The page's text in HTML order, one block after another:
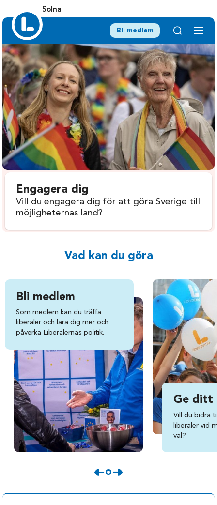
Solna
Bli medlem
Engagera dig
Vill du engagera dig för att göra Sverige till
möjligheternas land?
Vad kan du göra
Bli medlem
Som medlem kan du träffa
liberaler och lära dig mer och
påverka Liberalernas politik.
Ge ditt
Vill du bidra
liberaler vid
val?